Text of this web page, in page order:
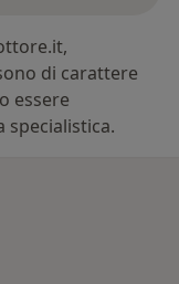
di carattere
essere
specialistica.